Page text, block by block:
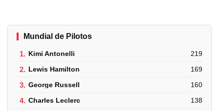
Mundial de Pilotos
1. Kimi Antonelli 219
2. Lewis Hamilton 169
3. George Russell 160
4. Charles Leclerc 138